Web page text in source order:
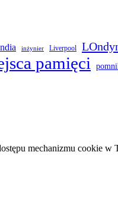
inżynier Liverpool
pamięci
mechanizmu cookie w